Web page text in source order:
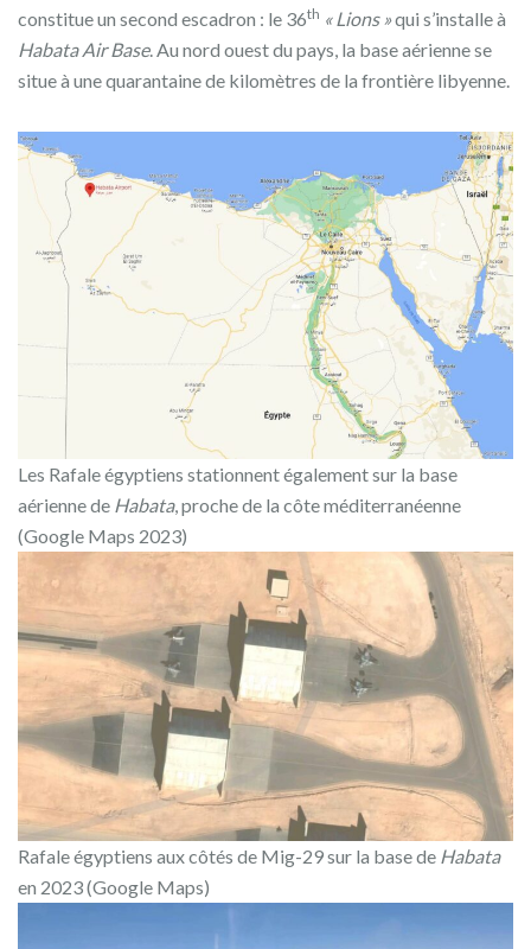
constitue un second escadron : le 36th « Lions »qui s’installe à
Habata Air Base. Au nord ouest du pays, la base aérienne se
situe à une quarantaine de kilomètres de la frontière libyenne.
Les Rafale égyptiens stationnent également sur la base
aérienne de Habata, proche de la côte méditerranéenne
(Google Maps 2023)
Rafale égyptiens aux côtés de Mig-29 sur la base de Habata
en 2023 (Google Maps)